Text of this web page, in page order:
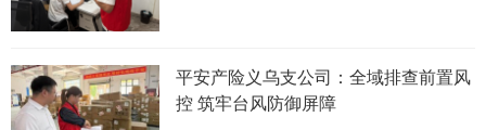
平安产险义乌支公司：全域排查前置风
控 筑牢台风防御屏障